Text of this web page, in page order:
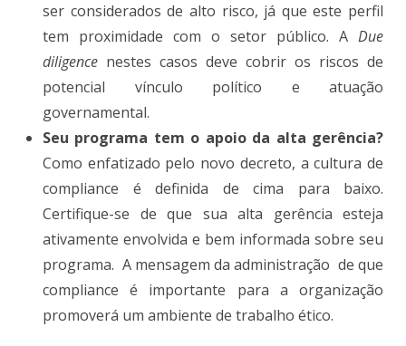
ser considerados de alto risco, já que este perfil
tem proximidade com o setor público. A Due
diligence nestes casos deve cobrir os riscos de
potencial vínculo político e atuação
governamental.
Seu programa tem o apoio da alta gerência?
Como enfatizado pelo novo decreto, a cultura de
compliance é definida de cima para baixo.
Certifique-se de que sua alta gerência esteja
ativamente envolvida e bem informada sobre seu
programa. A mensagem da administração de que
compliance é importante para a organização
promoverá um ambiente de trabalho ético.